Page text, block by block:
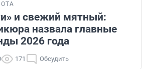
и свежий мятный:
назвала главные
2026 года
171 Обсудить